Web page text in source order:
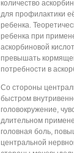
количество
для профилактики
ребенка.
ребенка при
аскорбиновой
превышать
потребности в
Со стороны
быстром
головокружение,
длительном
головная боль,
центральной